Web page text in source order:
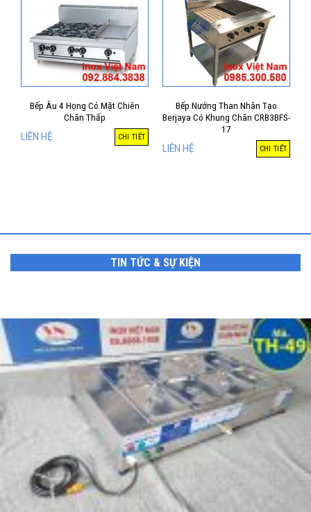
Bếp Âu 4 Họng Có Mặt Chiên
Chân Thấp
LIÊN HỆ CHI TIẾT
Bếp Nướng Than Nhân Tạo
Berjaya Có Khung Chân CRB3BFS-
17
LIÊN HỆ CHI TIẾT
TIN TỨC & SỰ KIỆN